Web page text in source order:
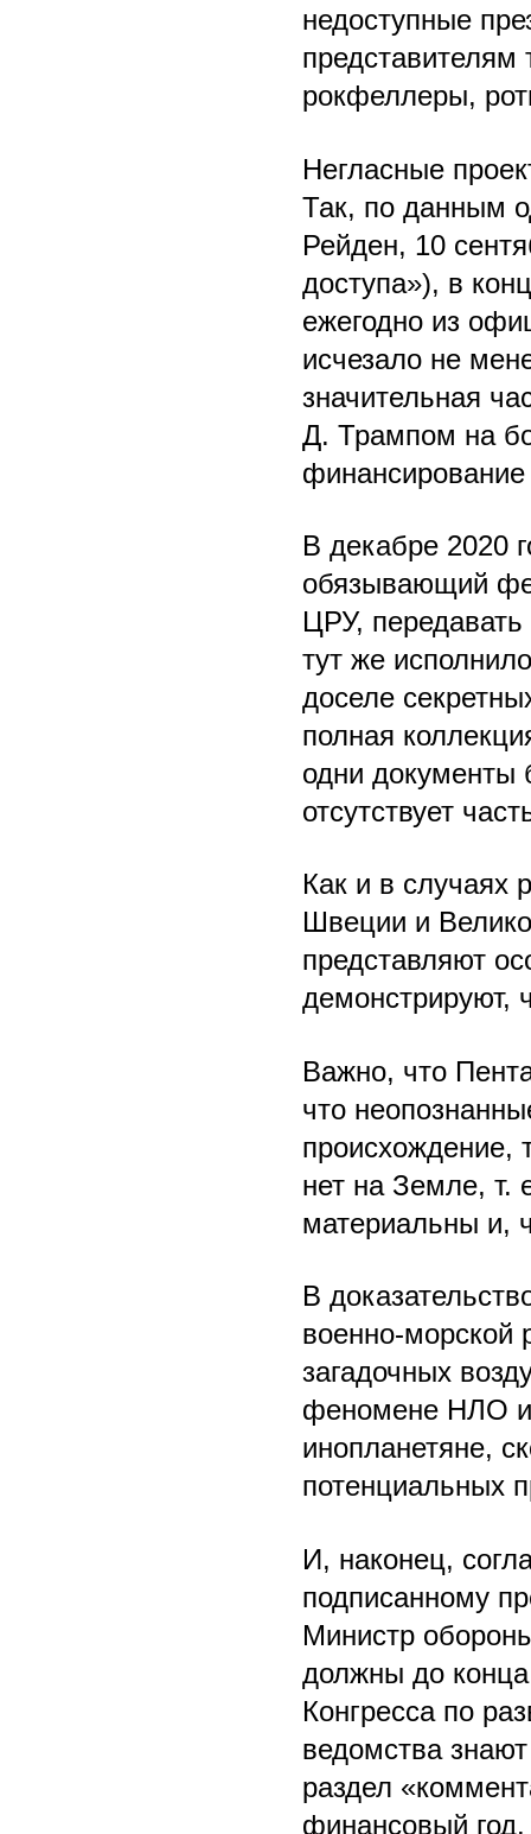
недоступные
представителям
рокфеллеры,
Негласные
Так, по данным
Рейден, 10
доступа»), в
ежегодно из
исчезало не
значительная
Д. Трампом на
В декабре 2020
обязывающий
ЦРУ,
тут же
доселе
полная
одни документы
отсутствует
Как и в случаях
Швеции и
представляют
демонстрируют,
Важно, что
что
происхождение,
нет на Земле, т.
материальны и,
В
военно-морской
загадочных
феномене НЛО
инопланетяне,
потенциальных
И, наконец,
подписанному
Министр
должны до
Конгресса по
ведомства
раздел
финансовый год.